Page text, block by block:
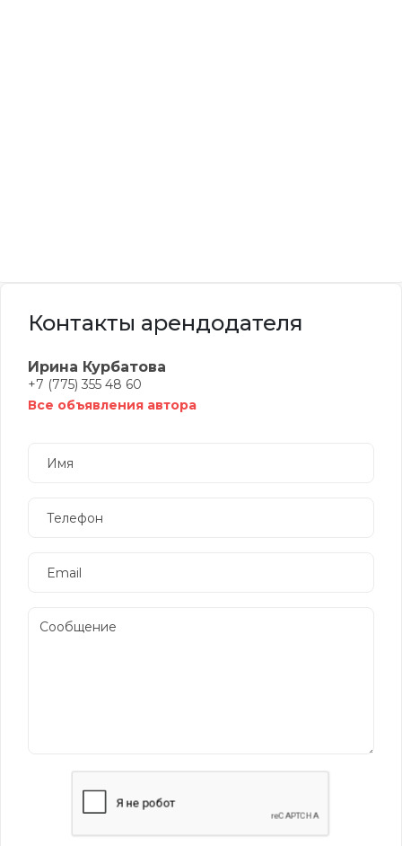
Контакты арендодателя
Ирина Курбатова
+7 (775) 355 48 60
Все объявления автора